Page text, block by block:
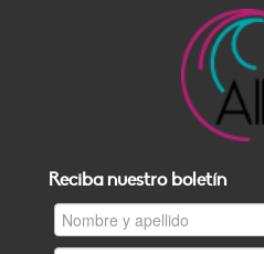
Reciba nuestro boletín